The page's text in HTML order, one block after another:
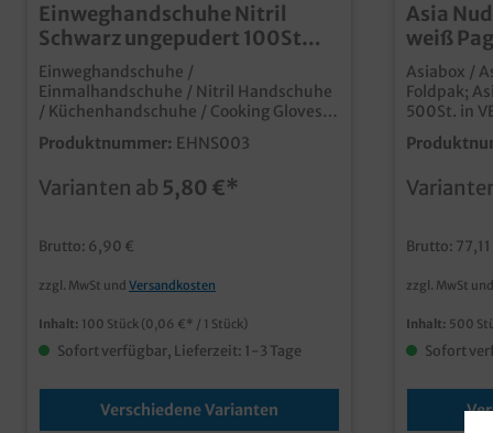
Einweghandschuhe Nitril
Schwarz ungepudert 100St
versch. Größen
Einweghandschuhe /
Einmalhandschuhe / Nitril Handschuhe
/ Küchenhandschuhe / Cooking Gloves,
schwarz, ungepudert, 1x 100St
(Spender) qualitative
Passform und optimales Tastgefühl für
für Allergiker geeignet
Produktnummer: EHNS003
Varianten ab 5,80 €*
Brutto: 6,90 €
zzgl. MwSt und Versandkosten
Inhalt: 100 Stück (0,06 €* / 1 Stück)
Sofort verfügbar, Lieferzeit: 1-3 Tage
Verschiedene Varianten
Asia
weiß
versch.
Asiabox /
Foldpak;
500St. in
zur Auswahl moderne Snackbox für das
Asia Take away
Asia Motiv schon ab 50.000 Stück auch
bedruckbar
Brutto: 77,11
zzgl. MwSt und
Inhalt: 500
Sofort